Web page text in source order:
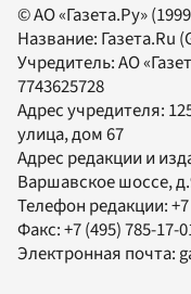
© АО «Газета.Ру»
Название: Газета.Ru
Учредитель:АО
7743625728
Адрес учредителя:
улица, дом 67
Адрес редакции и
Варшавское шоссе,
Телефон редакции:
Факс:+7 (495) 785-17-
Электронная почта: